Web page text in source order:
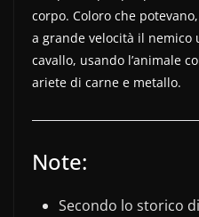
corpo. Coloro che
a grande velocità il nemico
cavallo, usando l’animale
ariete di carne e metallo.
Note:
Secondo lo storico